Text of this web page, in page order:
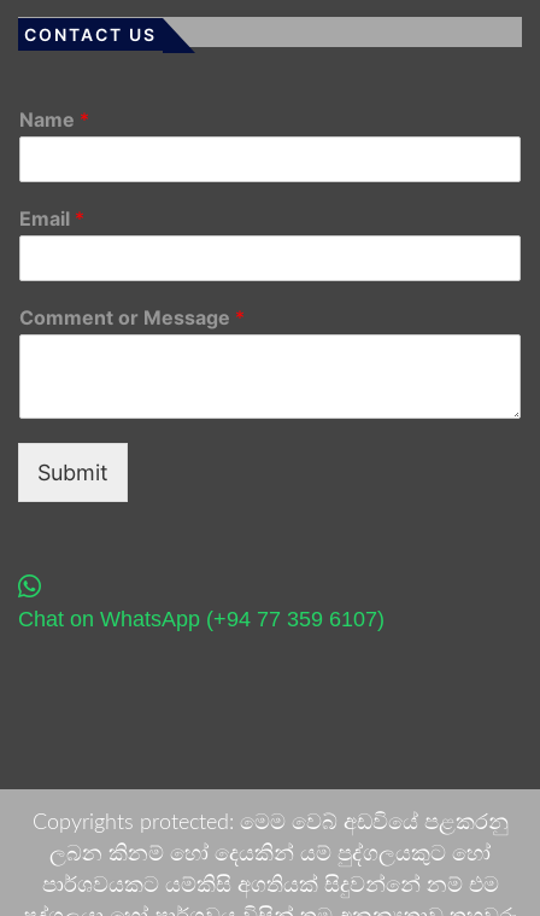
CONTACT US
Name *
Email *
Comment or Message *
Submit
Chat on WhatsApp (+94 77 359 6107)
Copyrights protected: මෙම වෙබ් අඩවියේ පළකරනු
ලබන කිනම් හෝ දෙයකින් යම් පුද්ගලයකුට හෝ
පාර්ශවයකට යම්කිසි අගතියක් සිදුවන්නේ නම් එම